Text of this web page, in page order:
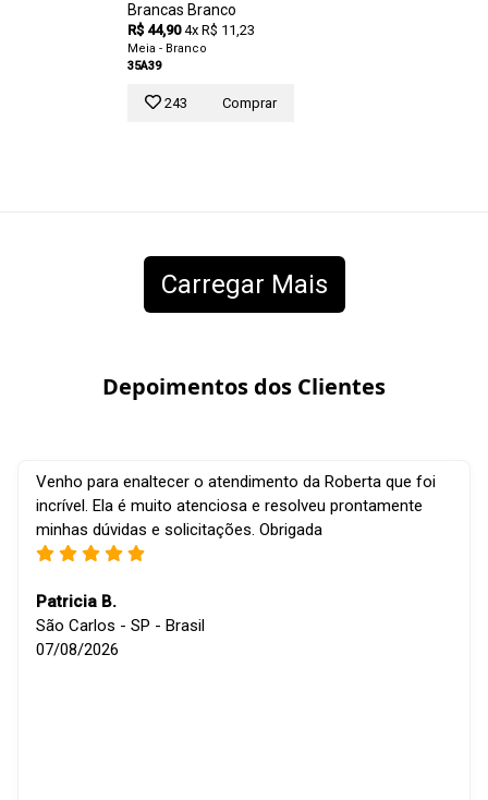
Brancas Branco
R$ 44,90 4x R$ 11,23
Meia - Branco
35A39
243 Comprar
Carregar Mais
Depoimentos dos Clientes
Venho para enaltecer o atendimento da Roberta que foi
incrível. Ela é muito atenciosa e resolveu prontamente
minhas dúvidas e solicitações. Obrigada
Patricia B.
São Carlos - SP - Brasil
07/08/2026